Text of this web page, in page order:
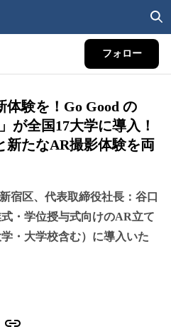
フォロー
体験を！Go Good の
が全国17大学に導入！
新たなAR撮影体験を両
宿区、代表取締役社長：谷口
・学位授与式向けのAR立て
・大学校含む）に導入いた